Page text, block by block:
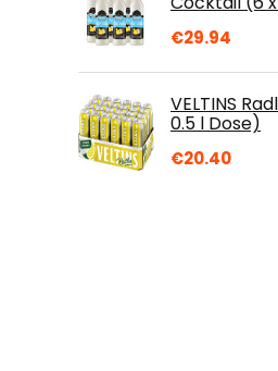
€29.94
VELTINS
0.5 l Dose)
€20.40